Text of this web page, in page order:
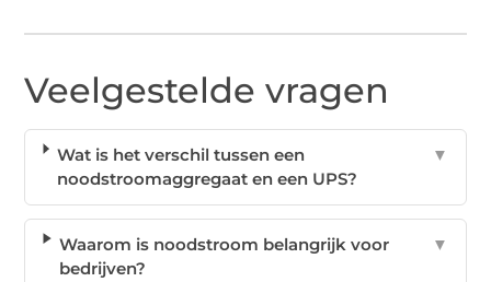
Veelgestelde vragen
Wat is het verschil tussen een
noodstroomaggregaat en een UPS?
▼
Waarom is noodstroom belangrijk voor
bedrijven?
▼